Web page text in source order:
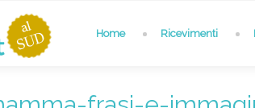
Home Ricevimenti